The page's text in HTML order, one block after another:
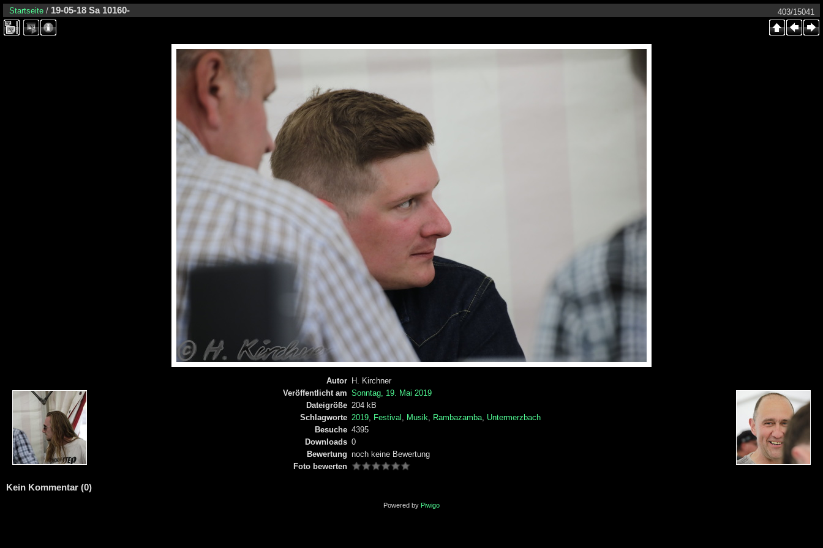
Startseite / 19-05-18 Sa 10160- 403/15041
Autor H. Kirchner
Veröffentlicht am Sonntag, 19. Mai 2019
Dateigröße 204 kB
Schlagworte 2019, Festival , Musik, Rambazamba, Untermerzbach
Besuche 4395
Downloads 0
Bewertung noch keine Bewertung
Foto bewerten
Kein Kommentar (0)
Powered by Piwigo